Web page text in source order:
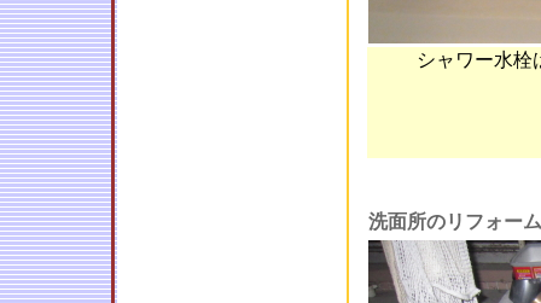
シャワー水栓
洗面所のリフォーム